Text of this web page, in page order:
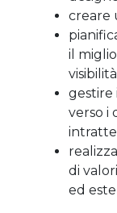
creare
il
gestire
verso i
di
ed